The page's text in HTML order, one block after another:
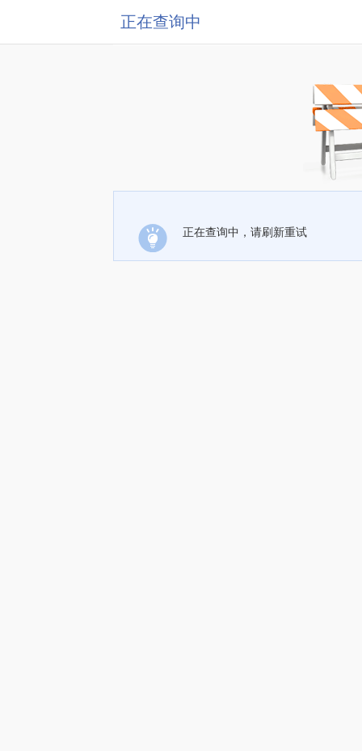
正在查询中
正在查询中，请刷新重试